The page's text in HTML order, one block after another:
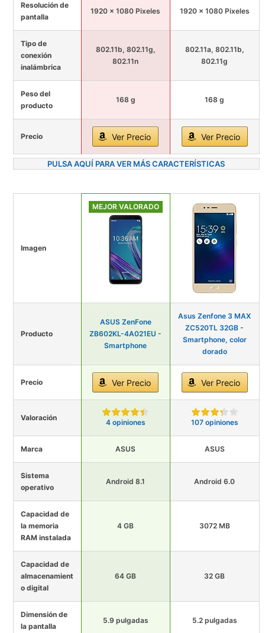
Resolución de
pantalla
1920 x 1080 Pixeles 1920 x 1080 Pixeles
Tipo de
conexión
inalámbrica
802.11b, 802.11g,
802.11n
802.11a, 802.11b,
802.11g
Peso del
producto
168 g 168 g
Precio Ver Precio Ver Precio
PULSA AQUÍ PARA VER MÁS CARACTERÍSTICAS
Imagen
MEJOR VALORADO
Producto
ASUS ZenFone
ZB602KL-4A021EU -
Smartphone
Asus Zenfone 3 MAX
ZC520TL 32GB -
Smartphone, color
dorado
Precio Ver Precio Ver Precio
Valoración
4 opiniones 107 opiniones
Marca ASUS ASUS
Sistema
operativo
Android 8.1 Android 6.0
Capacidad de
la memoria
RAM instalada
4 GB 3072 MB
Capacidad de
almacenamient
o digital
64 GB 32 GB
Dimensión de
la pantalla
5.9 pulgadas 5.2 pulgadas